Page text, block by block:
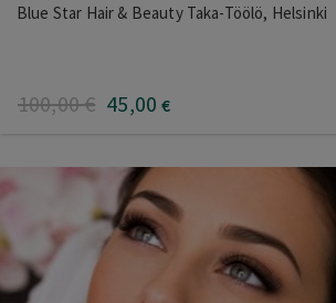
Blue Star Hair & Beauty Taka-Töölö, Helsinki
100,00€ 45,00 €